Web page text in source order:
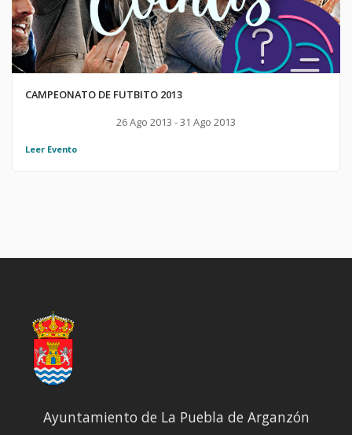
CAMPEONATO DE FUTBITO 2013
26 Ago 2013 - 31 Ago 2013
Leer Evento
Ayuntamiento de La Puebla de Arganzón